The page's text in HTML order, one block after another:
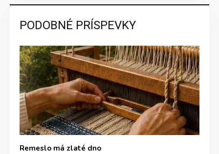
PODOBNÉ PRÍSPEVKY
Remeslo má zlaté dno